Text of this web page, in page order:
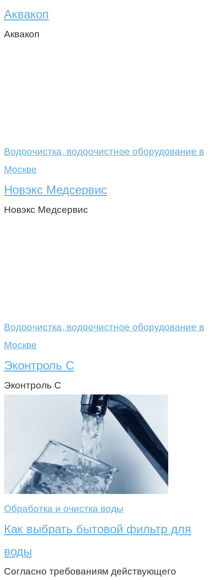
Аквакоп
Аквакоп
Водоочистка, водоочистное оборудование в
Москве
Новэкс Медсервис
Новэкс Медсервис
Водоочистка, водоочистное оборудование в
Москве
Эконтроль С
Эконтроль С
Обработка и очистка воды
Как выбрать бытовой фильтр для
воды
Согласно требованиям действующего